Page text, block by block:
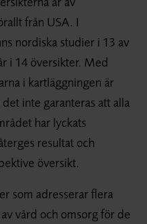
från USA. I
nordiska studier i 13 av
i 14 översikter. Med
i kartläggningen är
inte garanteras att alla
har lyckats
resultat och
översikt.
som adresserar flera
vård och omsorg för de